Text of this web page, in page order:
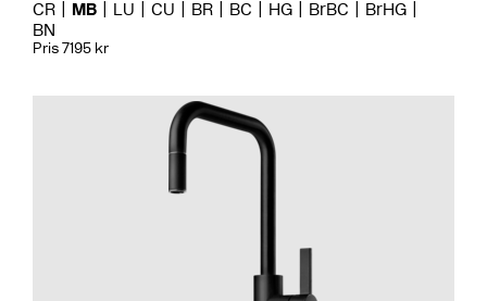
CR MB LU CU BR BC HG BrBC
BrHG
BN
Pris 7195 kr